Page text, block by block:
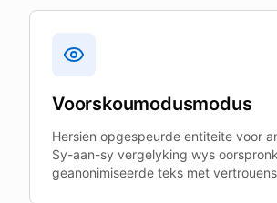
Voorskoumodusmodus
Hersien opgespeurde entiteite voor
Sy-aan-sy vergelyking wys
geanonimiseerde teks met